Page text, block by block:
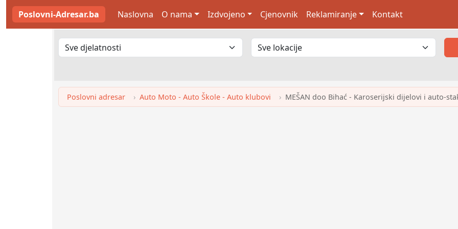
Poslovni-Adresar.ba Naslovna O nama Izdvojeno Cjenovnik Reklamiranje Kontakt
Poslovni adresar Auto Moto - Auto Škole - Auto klubovi MEŠAN doo Bihać - Karoserijski dijelovi i auto-